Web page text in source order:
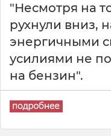
"Несмотря на
рухнули вниз,
энергичными
усилиями не
на бензин".